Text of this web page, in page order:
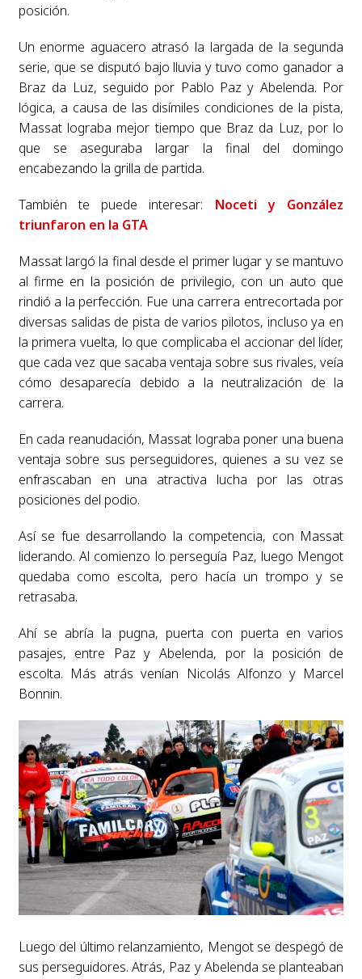
posición.
Un enorme aguacero atrasó la largada de la segunda
serie, que se disputó bajo lluvia y tuvo como ganador a
Braz da Luz, seguido por Pablo Paz y Abelenda. Por
lógica, a causa de las disímiles condiciones de la pista,
Massat lograba mejor tiempo que Braz da Luz, por lo
que se aseguraba largar la final del domingo
encabezando la grilla de partida.
También te puede interesar: Noceti y González
triunfaron en la GTA
Massat largó la final desde el primer lugar y se mantuvo
al firme en la posición de privilegio, con un auto que
rindió a la perfección. Fue una carrera entrecortada por
diversas salidas de pista de varios pilotos, incluso ya en
la primera vuelta, lo que complicaba el accionar del líder,
que cada vez que sacaba ventaja sobre sus rivales, veía
cómo desaparecía debido a la neutralización de la
carrera.
En cada reanudación, Massat lograba poner una buena
ventaja sobre sus perseguidores, quienes a su vez se
enfrascaban en una atractiva lucha por las otras
posiciones del podio.
Así se fue desarrollando la competencia, con Massat
liderando. Al comienzo lo perseguía Paz, luego Mengot
quedaba como escolta, pero hacía un trompo y se
retrasaba.
Ahí se abría la pugna, puerta con puerta en varios
pasajes, entre Paz y Abelenda, por la posición de
escolta. Más atrás venían Nicolás Alfonzo y Marcel
Bonnin.
Luego del último relanzamiento, Mengot se despegó de
sus perseguidores. Atrás, Paz y Abelenda se planteaban